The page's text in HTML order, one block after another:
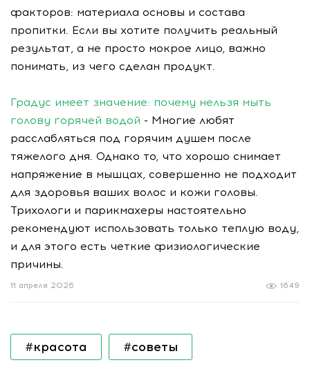
факторов: материала основы и состава
пропитки. Если вы хотите получить реальный
результат, а не просто мокрое лицо, важно
понимать, из чего сделан продукт.
Градус имеет значение: почему нельзя мыть
голову горячей водой - Многие любят
расслабляться под горячим душем после
тяжелого дня. Однако то, что хорошо снимает
напряжение в мышцах, совершенно не подходит
для здоровья ваших волос и кожи головы.
Трихологи и парикмахеры настоятельно
рекомендуют использовать только теплую воду,
и для этого есть четкие физиологические
причины.
1649
11 апреля 2026
#красота #советы